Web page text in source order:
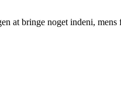
bringe noget indeni, mens